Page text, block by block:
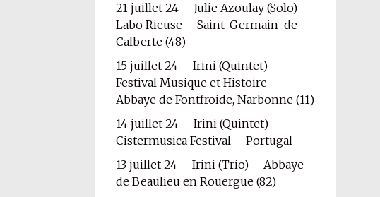
21 juillet 24 – Julie Azoulay (Solo) –
Labo Rieuse – Saint-Germain-de-
Calberte (48)
15 juillet 24 – Irini (Quintet) –
Festival Musique et Histoire –
Abbaye de Fontfroide, Narbonne (11)
14 juillet 24 – Irini (Quintet) –
Cistermusica Festival – Portugal
13 juillet 24 – Irini (Trio) – Abbaye
de Beaulieu en Rouergue (82)